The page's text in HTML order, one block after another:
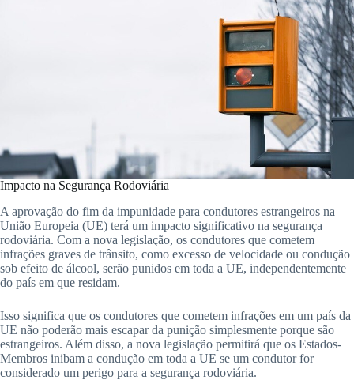
Impacto na Segurança Rodoviária
A aprovação do fim da impunidade para condutores estrangeiros na
União Europeia (UE) terá um impacto significativo na segurança
rodoviária. Com a nova legislação, os condutores que cometem
infrações graves de trânsito, como excesso de velocidade ou condução
sob efeito de álcool, serão punidos em toda a UE, independentemente
do país em que residam.
Isso significa que os condutores que cometem infrações em um país da
UE não poderão mais escapar da punição simplesmente porque são
estrangeiros. Além disso, a nova legislação permitirá que os Estados-
Membros inibam a condução em toda a UE se um condutor for
considerado um perigo para a segurança rodoviária.